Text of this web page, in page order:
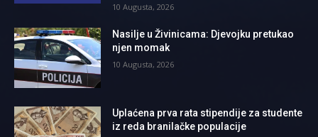
10 Augusta, 2026
Nasilje u Živinicama: Djevojku pretukao
njen momak
10 Augusta, 2026
Uplaćena prva rata stipendije za studente
iz reda branilačke populacije